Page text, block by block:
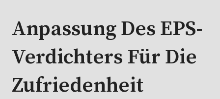
Anpassung Des EPS-
Verdichters Für Die
Zufriedenheit